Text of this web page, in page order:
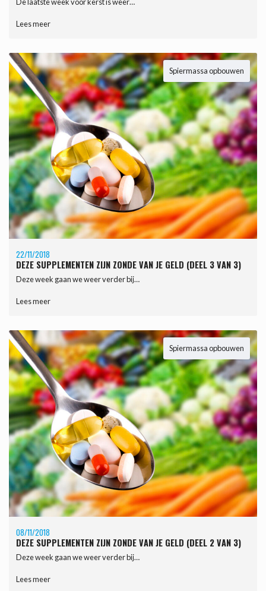
Lees meer
Spiermassa opbouwen
22/11/2018
DEZE SUPPLEMENTEN ZIJN ZONDE VAN JE GELD (DEEL 3 VAN 3)
Deze week gaan we weer verder bij…
Lees meer
Spiermassa opbouwen
08/11/2018
DEZE SUPPLEMENTEN ZIJN ZONDE VAN JE GELD (DEEL 2 VAN 3)
Deze week gaan we weer verder bij…
Lees meer